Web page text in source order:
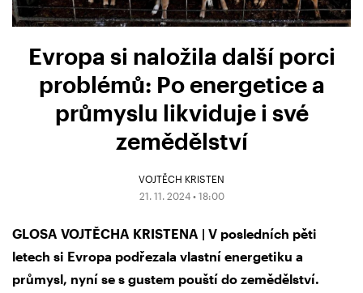
Evropa si naložila další porci
problémů: Po energetice a
průmyslu likviduje i své
zemědělství
VOJTĚCH KRISTEN
21. 11. 2024 • 18:00
GLOSA VOJTĚCHA KRISTENA | V posledních pěti
letech si Evropa podřezala vlastní energetiku a
průmysl, nyní se s gustem pouští do zemědělství.